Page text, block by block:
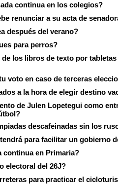
continua en los colegios?
renunciar a su acta de
después del verano?
para perros?
los libros de texto por tabletas
voto en caso de terceras
a la hora de elegir destino
de Julen Lopetegui como
descafeinadas sin los
para facilitar un gobierno
continua en Primaria?
electoral del 26J?
para practicar el